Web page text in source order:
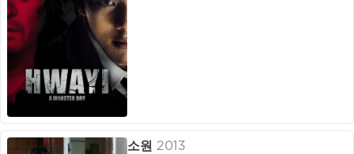
소원 2013